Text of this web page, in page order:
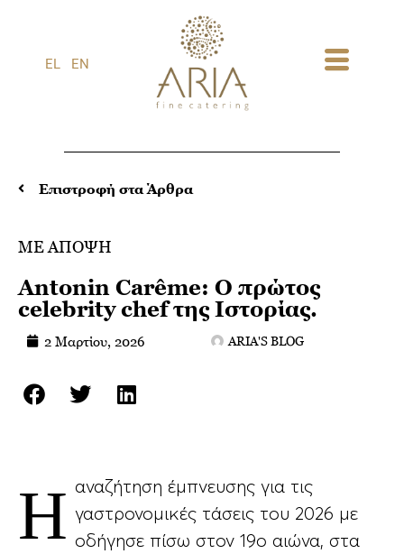
EL EN
Επιστροφή στα Άρθρα
ΜΕ ΑΠΟΨΗ
Antonin Carême: Ο πρώτος
celebrity chef της Ιστορίας.
2 Μαρτίου, 2026 ARIA'S BLOG
Η αναζήτηση έμπνευσης για τις γαστρονομικές τάσεις του 2026 με
οδήγησε πίσω στον 19ο αιώνα, στα